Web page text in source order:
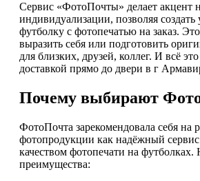
Сервис «ФотоПочты» делает акцент
индивидуализации, позволяя
футболку с фотопечатью на заказ.
выразить себя или подготовить
для близких, друзей, коллег. И всё
доставкой прямо до двери в г
Почему выбирают
ФотоПочта зарекомендовала себя на
фотопродукции как надёжный
качеством фотопечати на
преимущества: